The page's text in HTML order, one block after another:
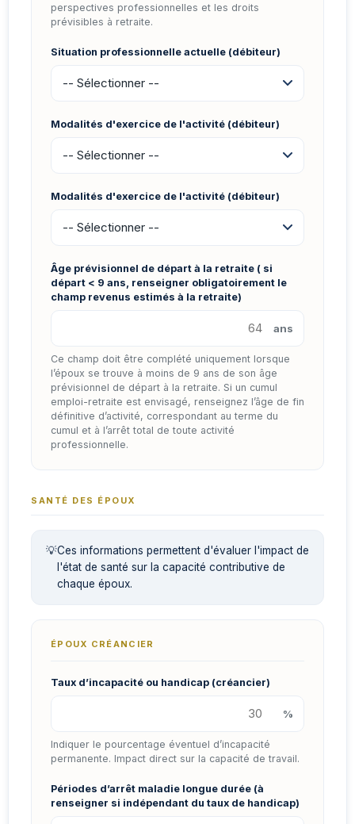
perspectives professionnelles et les droits
prévisibles à retraite.
Situation professionnelle actuelle (débiteur)
Modalités d'exercice de l'activité (débiteur)
Modalités d'exercice de l'activité (débiteur)
Âge prévisionnel de départ à la retraite ( si
départ < 9 ans, renseigner obligatoirement le
champ revenus estimés à la retraite)
ans
Ce champ doit être complété uniquement lorsque
l’époux se trouve à moins de 9 ans de son âge
prévisionnel de départ à la retraite. Si un cumul
emploi-retraite est envisagé, renseignez l’âge de fin
définitive d’activité, correspondant au terme du
cumul et à l’arrêt total de toute activité
professionnelle.
SANTÉ DES ÉPOUX
💡Ces informations permettent d'évaluer l'impact de
l'état de santé sur la capacité contributive de
chaque époux.
ÉPOUX CRÉANCIER
Taux d’incapacité ou handicap (créancier)
%
Indiquer le pourcentage éventuel d’incapacité
permanente. Impact direct sur la capacité de travail.
Périodes d’arrêt maladie longue durée (à
renseigner si indépendant du taux de handicap)